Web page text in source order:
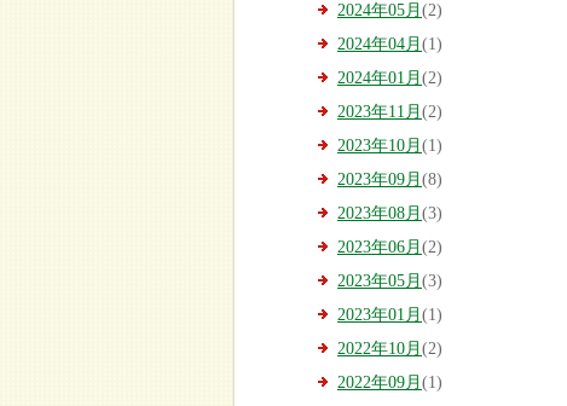
2024年05月 (2)
2024年04月 (1)
2024年01月 (2)
2023年11月 (2)
2023年10月 (1)
2023年09月 (8)
2023年08月 (3)
2023年06月 (2)
2023年05月 (3)
2023年01月 (1)
2022年10月 (2)
2022年09月 (1)